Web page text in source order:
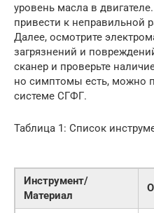
уровень масла в
привести к неправильной
Далее, осмотрите
загрязнений и
сканер и проверьте
но симптомы есть, можно
системе СГФГ.
Таблица 1: Список
Инструмент/
Материал